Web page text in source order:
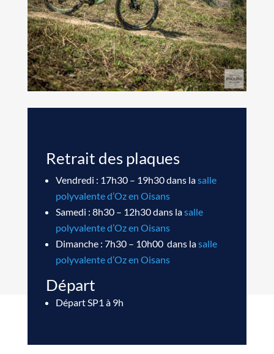
Retrait des plaques
Vendredi : 17h30 – 19h30 dans lasalle
polyvalente d’Oz en Oisans
Samedi : 8h30 – 12h30 dans lasalle
polyvalente d’Oz en Oisans
Dimanche : 7h30 – 10h00 dans lasalle
polyvalente d’Oz en Oisans
Départ
Départ SP1 à 9h